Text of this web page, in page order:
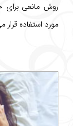
روش مانعی برای
مورد استفاده قرار